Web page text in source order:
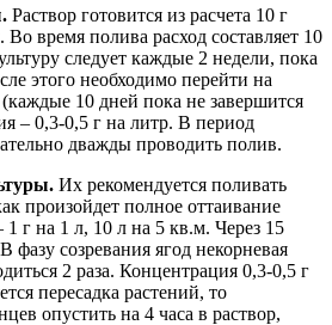
Раствор готовится из расчета 10 г
время полива расход составляет 10
следует каждые 2 недели, пока
этого необходимо перейти на
10 дней пока не завершится
– 0,3-0,5 г на литр. В период
дважды проводить полив.
Их рекомендуется поливать
произойдет полное оттаивание
г на 1 л, 10 л на 5 кв.м. Через 15
фазу созревания ягод некорневая
2 раза. Концентрация 0,3-0,5 г
пересадка растений, то
опустить на 4 часа в раствор,